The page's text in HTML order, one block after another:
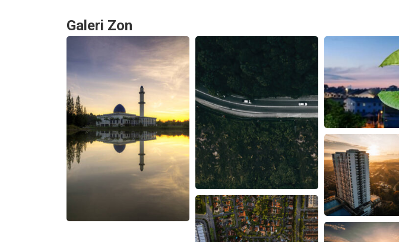
Galeri Zon